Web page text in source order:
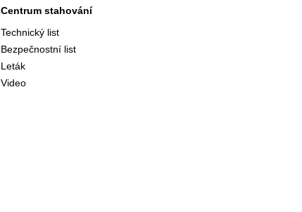
Centrum stahování
Technický list
Bezpečnostní list
Leták
Video